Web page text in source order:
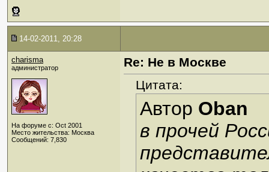
14-02-2011, 20:28
charisma
администратор
На форуме с: Oct 2001
Место жительства: Москва
Сообщений: 7,830
Re: Не в Москве
Цитата:
Автор Oban
в прочей